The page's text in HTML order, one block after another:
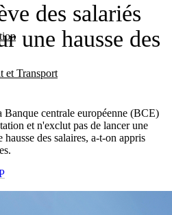
et Transport
des salariés
une hausse des
centrale européenne (BCE)
et n'exclut pas de lancer une
des salaires, a-t-on appris